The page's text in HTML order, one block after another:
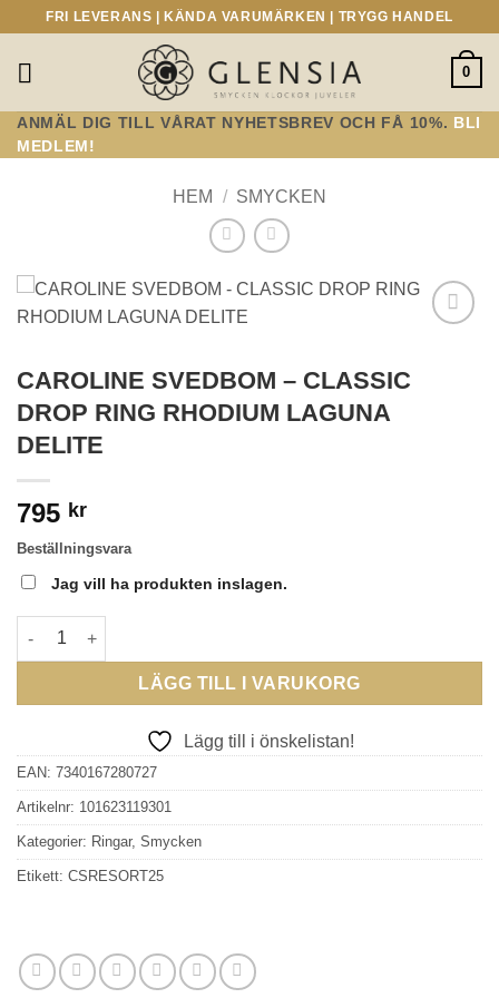
content
FRI LEVERANS | KÄNDA VARUMÄRKEN | TRYGG HANDEL
0
ANMÄL DIG TILL VÅRAT NYHETSBREV OCH FÅ 10%. BLI
MEDLEM!
HEM / SMYCKEN
CAROLINE SVEDBOM – CLASSIC
DROP RING RHODIUM LAGUNA
DELITE
795 kr
Beställningsvara
Jag vill ha produkten inslagen.
CAROLINE SVEDBOM - CLASSIC DROP RING RHODIUM
LÄGG TILL I VARUKORG
Lägg till i önskelistan!
EAN: 7340167280727
Artikelnr: 101623119301
Kategorier: Ringar, Smycken
Etikett: CSRESORT25